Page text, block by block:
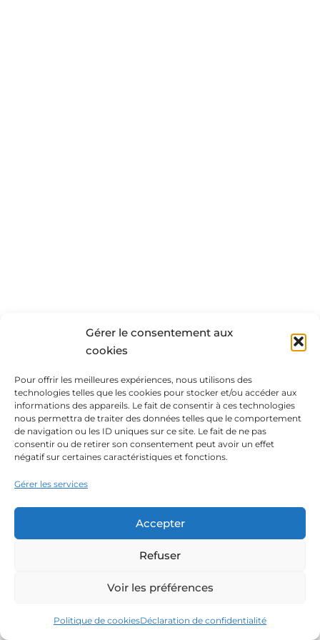
Gérer le consentement aux
cookies
Pour offrir les meilleures expériences, nous utilisons des
technologies telles que les cookies pour stocker et/ou accéder aux
informations des appareils. Le fait de consentir à ces technologies
nous permettra de traiter des données telles que le comportement
de navigation ou les ID uniques sur ce site. Le fait de ne pas
consentir ou de retirer son consentement peut avoir un effet
négatif sur certaines caractéristiques et fonctions.
Gérer les services
Accepter
Refuser
Voir les préférences
Politique de cookiesDéclaration de confidentialité